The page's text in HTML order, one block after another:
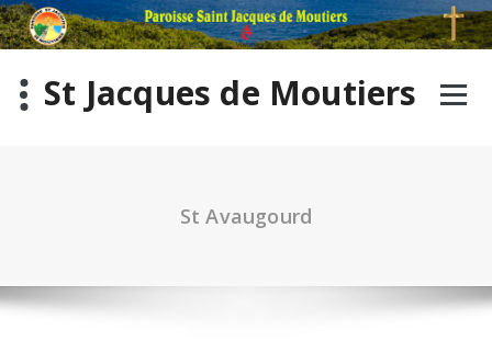
St Jacques de Moutiers
St Avaugourd